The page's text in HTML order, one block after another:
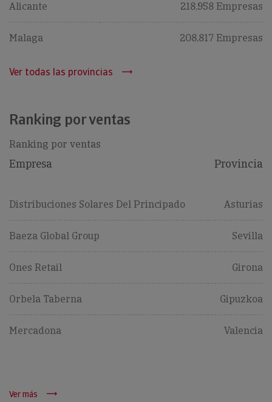
Alicante 218,958 Empresas
Malaga 208,817 Empresas
Ver todas las provincias
Ranking por ventas
Ranking por ventas
Empresa Provincia
Distribuciones Solares Del Principado Asturias
Baeza Global Group Sevilla
Ones Retail Girona
Orbela Taberna Gipuzkoa
Mercadona Valencia
Ver más